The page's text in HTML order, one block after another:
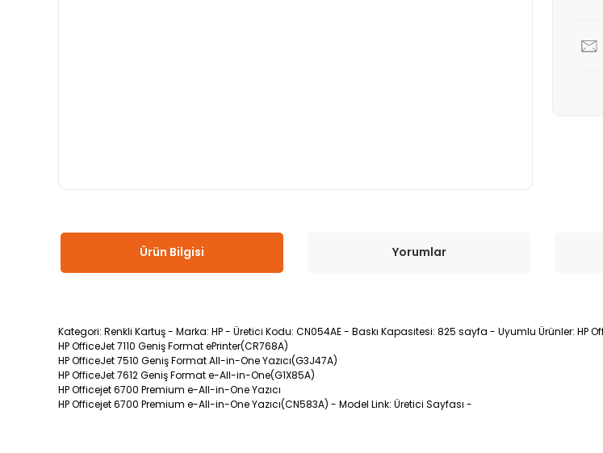
Ürün Bilgisi Yorumlar
Kategori: Renkli Kartuş - Marka: HP - Üretici Kodu: CN054AE - Baskı Kapasitesi: 825 sayfa - Uyumlu Ürünler: HP
HP OfficeJet 7110 Geniş Format ePrinter(CR768A)
HP OfficeJet 7510 Geniş Format All-in-One Yazıcı(G3J47A)
HP OfficeJet 7612 Geniş Format e-All-in-One(G1X85A)
HP Officejet 6700 Premium e-All-in-One Yazıcı
HP Officejet 6700 Premium e-All-in-One Yazıcı(CN583A) - Model Link: Üretici Sayfası -